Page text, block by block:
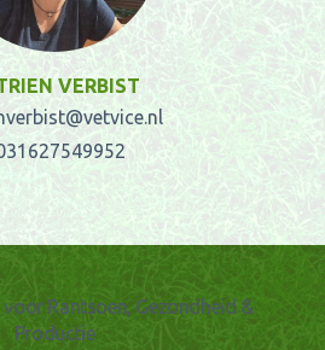
VERBIST
voor Rantsoen, Gezondheid &
Productie